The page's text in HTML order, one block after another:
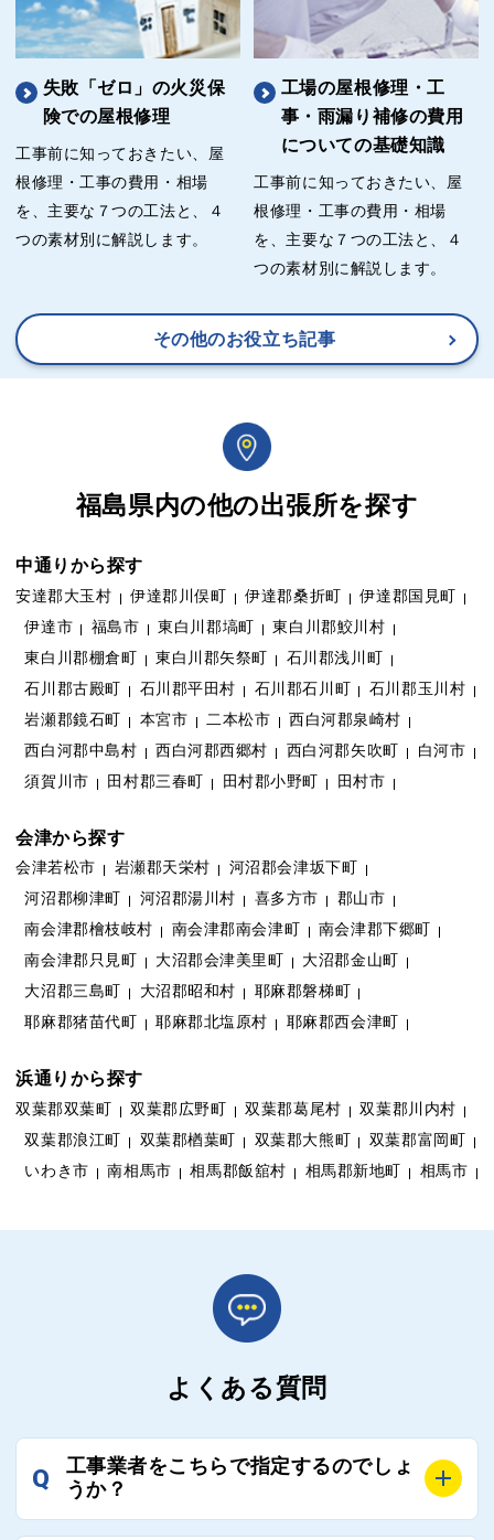
失敗「ゼロ」の火災保
険での屋根修理
工事前に知っておきたい、屋
根修理・工事の費用・相場
を、主要な７つの工法と、４
つの素材別に解説します。
工場の屋根修理・工
事・雨漏り補修の費用
についての基礎知識
工事前に知っておきたい、屋
根修理・工事の費用・相場
を、主要な７つの工法と、４
つの素材別に解説します。
その他のお役立ち記事
福島県内の他の出張所を探す
中通りから探す
安達郡大玉村 伊達郡川俣町 伊達郡桑折町
伊達郡国見町
伊達市
福島市 東白川郡塙町
東白川郡鮫川村
東白川郡棚倉町
東白川郡矢祭町
石川郡浅川町
石川郡古殿町
石川郡平田村 石川郡石川町
石川郡玉川村
岩瀬郡鏡石町
本宮市 二本松市
西白河郡泉崎村
西白河郡中島村
西白河郡西郷村 西白河郡矢吹町
白河市
須賀川市
田村郡三春町 田村郡小野町 田村市
会津から探す
会津若松市 岩瀬郡天栄村
河沼郡会津坂下町
河沼郡柳津町
河沼郡湯川村 喜多方市
郡山市
南会津郡檜枝岐村
南会津郡南会津町
南会津郡下郷町
南会津郡只見町
大沼郡会津美里町
大沼郡金山町
大沼郡三島町
大沼郡昭和村
耶麻郡磐梯町
耶麻郡猪苗代町
耶麻郡北塩原村 耶麻郡西会津町
浜通りから探す
双葉郡双葉町 双葉郡広野町 双葉郡葛尾村
双葉郡川内村
双葉郡浪江町
双葉郡楢葉町 双葉郡大熊町
双葉郡富岡町
いわき市
南相馬市 相馬郡飯舘村 相馬郡新地町 相馬市
よくある質問
Q
工事業者をこちらで指定するのでしょ
うか？